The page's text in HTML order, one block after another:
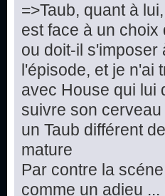
=>Taub, quant à
est face à un
ou doit-il s'imposer
l'épisode, et je n'ai
avec House qui lui
suivre son
un Taub différent
mature
Par contre la
comme un adieu